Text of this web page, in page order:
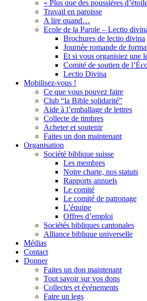
« Plus que des poussières
Travail en paroisse
A lire quand…
Ecole de la Parole – Lectio
Brochures de lectio divina
Journée romande de
Et si vous organisiez une
Comité de soutien de
Lectio Divina
Mobilisez-vous !
Ce que vous pouvez faire
Club “la Bible solidarité”
Aide à l’emballage de lettres
Collecte de timbres
Acheter et soutenir
Faites un don maintenant
Organisation
Société biblique suisse
Les membres
Notre charte, nos statuts
Rapports annuels
Le comité
Le comité de patronage
L’équipe
Offres d’emploi
Sociétés bibliques cantonales
Alliance biblique universelle
Médias
Contact
Donner
Faites un don maintenant
Tout savoir sur vos dons
Collectes et événements
Faire un legs